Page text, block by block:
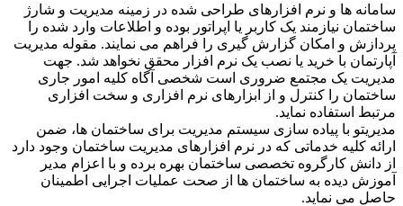
سامانه ها و نرم افزارهای طراحی شده در زمینه مدیریت و شارژ
ساختمان نیازمند یک کاربر یا اپراتور بوده و اطلاعات وارد شده را
پردازش و امکان گزارش گیری را فراهم می نمایند. مقوله مدیریت
آپارتمان با خرید یا نصب یک نرم افزار محقق نخواهد شد. جهت
مدیریت یک مجتمع ضروری است شخصی آگاه کلیه امور جاری
ساختمان را کنترل و از ابزارهای نرم افزاری و سخت افزاری
مرتبط استفاده نماید.
مدیریتو با پیاده سازی سیستم مدیریت برای ساختمان ها، ضمن
ارائه کلیه خدماتی که در نرم افزارهای مدیریت ساختمان وجود دارد
از دانش کارگروه تخصصی ساختمان بهره برده و با اعزام مدیر
آموزش دیده به ساختمان ها از صحت عملیات اجرایی اطمینان
حاصل می نماید.